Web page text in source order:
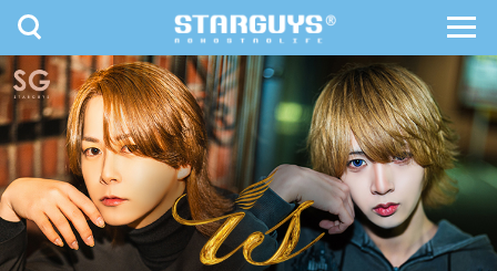
九州・沖縄 北海道・東北
toggle
navigation